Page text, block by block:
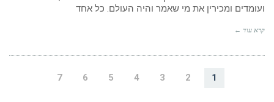
ועומדים ומכירין את מי שאמר והיה העולם. כל אחד
קרא עוד ←
1
2
3
4
5
6
7